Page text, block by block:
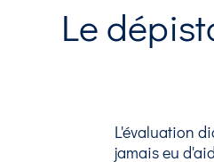
Le
L'évaluation
jamais eu